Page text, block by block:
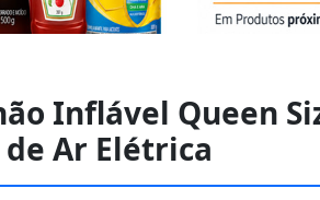
Inflável Queen
Ar Elétrica